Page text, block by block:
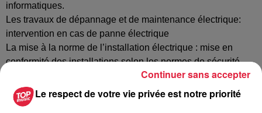
informatiques.
Les travaux de dépannage et de maintenance électrique:
intervention en cas de panne électrique
La mise à la norme de l’installation électrique : mise en
conformité des installations selon les normes de sécurité
Elaboration et modification de schémas électriques
Le respect de votre vie privée est notre priorité
Continuer sans accepter